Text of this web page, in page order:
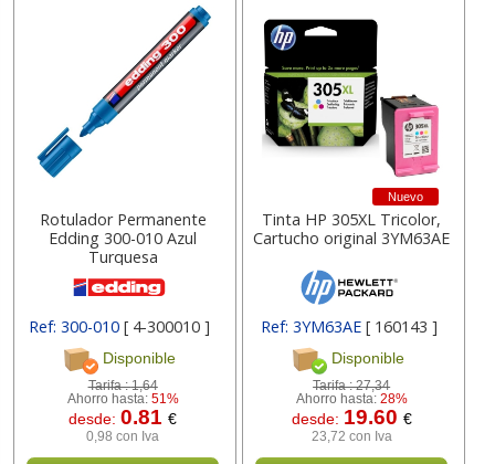
Rotulador Permanente
Edding 300-010 Azul
Turquesa
Ref: 300-010[ 4-300010 ]
Disponible
Tarifa :1,64
Ahorro hasta: 51%
desde:0.81€
0,98 con Iva
Nuevo
Tinta HP 305XL Tricolor,
Cartucho original 3YM63AE
Ref: 3YM63AE [ 160143 ]
Disponible
Tarifa :27,34
Ahorro hasta: 28%
desde: 19.60 €
23,72 con Iva